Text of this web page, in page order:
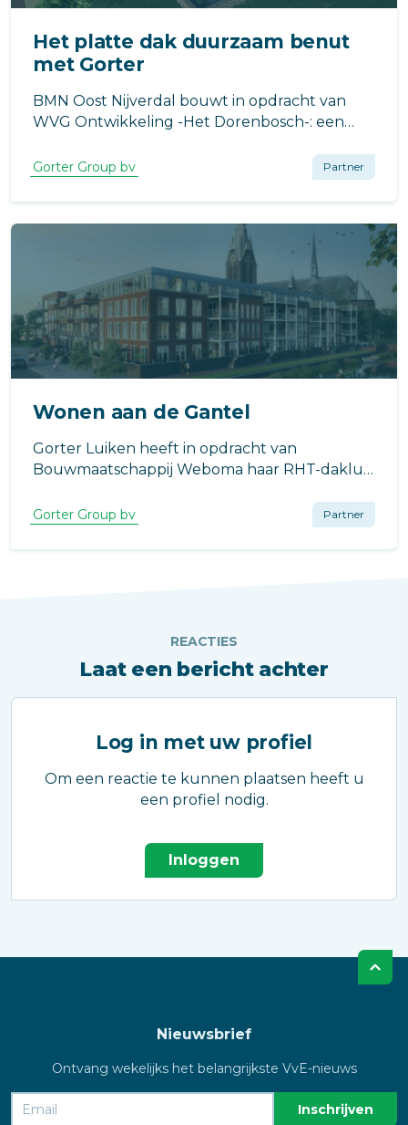
Het platte dak duurzaam benut
met Gorter
BMN Oost Nijverdal bouwt in opdracht van
WVG Ontwikkeling -Het Dorenbosch-: een
penthouses in Havelte.
Gorter Group bv Partner
Wonen aan de Gantel
Gorter Luiken heeft in opdracht van
Bouwmaatschappij Weboma haar RHT-dakluik
Poeldijk geleverd.
Gorter Group bv Partner
REACTIES
Laat een bericht achter
Log in met uw profiel
Om een reactie te kunnen plaatsen heeft u
een profiel nodig.
Inloggen
Nieuwsbrief
Ontvang wekelijks het belangrijkste VvE-nieuws